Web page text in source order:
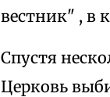
вестник" , в
Спустя
Церковь